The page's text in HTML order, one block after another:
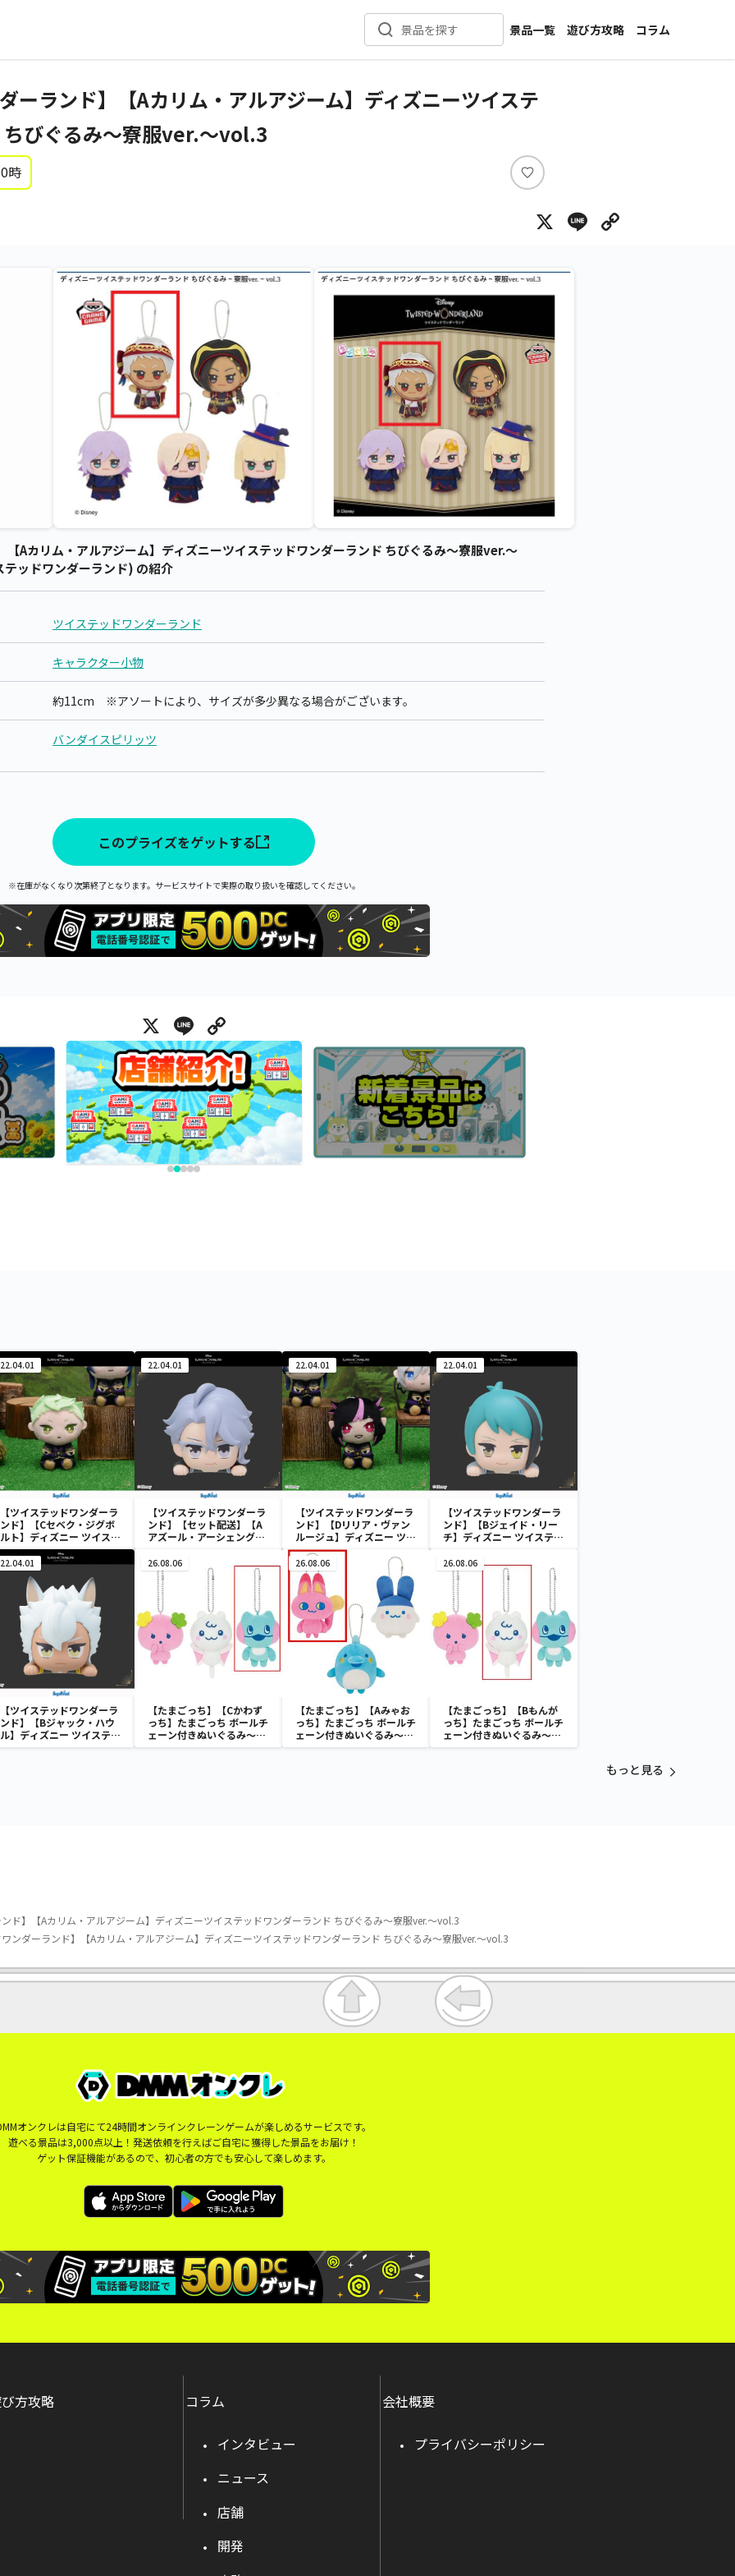
景品を探す
景品一覧
新着景品
遊び方攻略
コラム
インタビュー
ーランド】【Aカリム・アルアジーム】ディズニーツイステ
びぐるみ～寮服ver.～vol.3
時
い
ね
X Line
Aカリム・アルアジーム】ディズニーツイステッドワンダーランド ちびぐるみ～寮服ver.～
ッドワンダーランド) の紹介
ツイステッドワンダーランド
キャラクター小物
約11cm ※アソートにより、サイズが多少異なる場合がございます。
バンダイスピリッツ
このプライズをゲットする
※在庫がなくなり次第終了となります。サービスサイトで実際の取り扱いを確認してください。
X Line
22.04.01
【ツイステッドワンダーラ
ンド】【Cセベク・ジグボ
ルト】ディズニー ツイステ
ッドワンダーランド&
you[MP]式典服[KCM]“デ
ィアソムニア寮”
22.04.01
【ツイステッドワンダーラ
ンド】【セット配送】【A
アズール・アーシェングロ
ッドワンダーランド ちょこ
のせ [MP]ミニフィギュア
“オクタヴィネル寮”
22.04.01
【ツイステッドワンダーラ
ンド】【Dリリア・ヴァン
ルージュ】ディズニー ツイ
ステッドワンダーランド&
you[MP]式典服[KCM]“デ
ィアソムニア寮”
22.04.01
【ツイステッドワンダーラ
ンド】【Bジェイド・リー
チ】ディズニー ツイステッ
せ [MP]ミニフィギュア
“オクタヴィネル寮”
22.04.01
【ツイステッドワンダーラ
ンド】【Bジャック・ハウ
ル】ディズニー ツイステッ
ドワンダーランド ちょこの
26.08.06
【たまごっち】【Cかわず
っち】たまごっち ボールチ
ェーン付きぬいぐるみ～
Tamagotchi Paradise～
26.08.06
【たまごっち】【Aみゃお
っち】たまごっち ボールチ
ェーン付きぬいぐるみ～
Tamagotchi Paradise～
26.08.06
【たまごっち】【Bもんが
っち】たまごっち ボールチ
ェーン付きぬいぐるみ～
Tamagotchi Paradise～
もっと見る
ド】【Aカリム・アルアジーム】ディズニーツイステッドワンダーランド ちびぐるみ～寮服ver.～vol.3
ンダーランド】【Aカリム・アルアジーム】ディズニーツイステッドワンダーランド ちびぐるみ～寮服ver.～vol.3
オンクレは自宅にて24時間オンラインクレーンゲームが楽しめるサービスです。
遊べる景品は3,000点以上！発送依頼を行えばご自宅に獲得した景品をお届け！
ゲット保証機能があるので、初心者の方でも安心して楽しめます。
方攻略 コラム
インタビュー
ニュース
店舗
開発
会社概要
プライバシーポリシー